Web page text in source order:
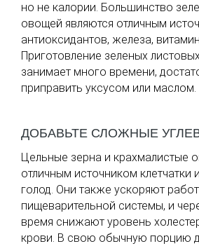
но не калории. Большинство
овощей являются отличным
антиоксидантов, железа,
Приготовление зеленых
занимает много времени,
приправить уксусом или маслом.
ДОБАВЬТЕ СЛОЖНЫЕ
Цельные зерна и крахмалистые
отличным источником клетчатки
голод. Они также ускоряют
пищеварительной системы, и
время снижают уровень
крови. В свою обычную порцию